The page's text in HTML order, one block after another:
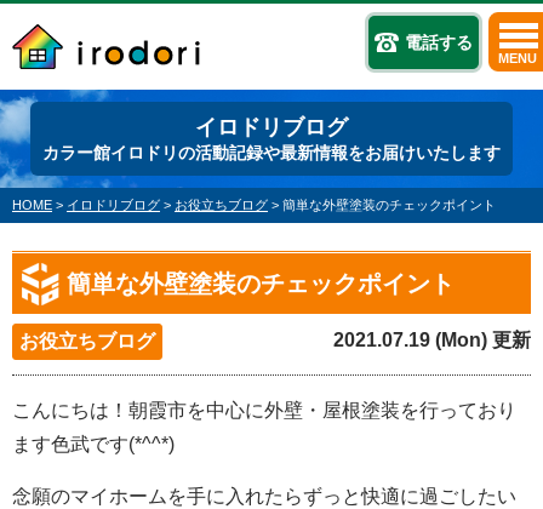
電話する
MENU
イロドリブログ
カラー館イロドリの活動記録や最新情報をお届けいたします
HOME > イロドリブログ > お役立ちブログ > 簡単な外壁塗装のチェックポイント
簡単な外壁塗装のチェックポイント
お役立ちブログ 2021.07.19 (Mon) 更新
こんにちは！朝霞市を中心に外壁・屋根塗装を行っており
ます色武です(*^^*)
念願のマイホームを手に入れたらずっと快適に過ごしたい